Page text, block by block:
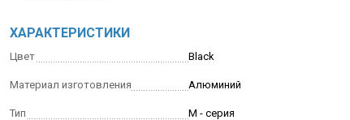
ХАРАКТЕРИСТИКИ
Цвет Black
Материал изготовления Алюминий
Тип M - серия